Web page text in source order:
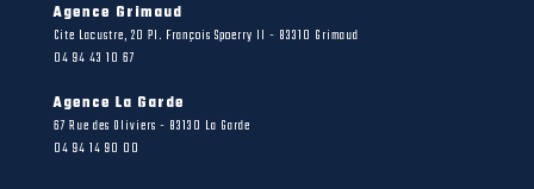
Agence Grimaud
Cite Lacustre, 20 Pl. François Spoerry II - 83310 Grimaud
04 94 43 10 67
Agence La Garde
67 Rue des Oliviers - 83130 La Garde
04 94 14 90 00